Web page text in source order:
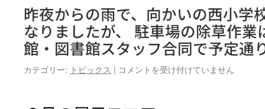
昨夜からの雨で、向かいの西小学
なりましたが、 駐車場の除草作
館・図書館スタッフ合同で予定通
カテゴリー: トピックス | 草
コメントを受け付けていません